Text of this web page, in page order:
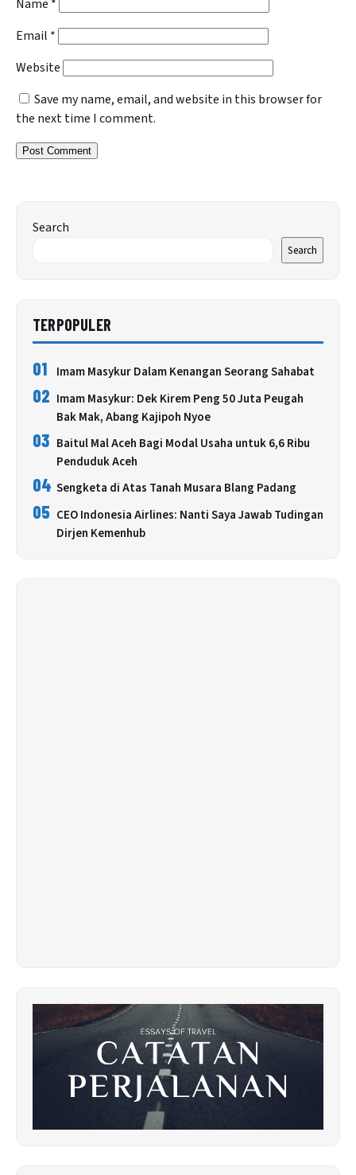
Name *
Email *
Website
Save my name, email, and website in this browser for
the next time I comment.
Search
Search
TERPOPULER
01 Imam Masykur Dalam Kenangan Seorang Sahabat
02 Imam Masykur: Dek Kirem Peng 50 Juta Peugah
Bak Mak, Abang Kajipoh Nyoe
03 Baitul Mal Aceh Bagi Modal Usaha untuk 6,6 Ribu
Penduduk Aceh
04 Sengketa di Atas Tanah Musara Blang Padang
05 CEO Indonesia Airlines: Nanti Saya Jawab Tudingan
Dirjen Kemenhub